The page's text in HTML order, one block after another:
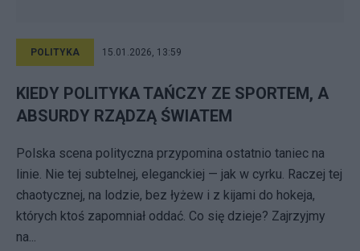
POLITYKA 15.01.2026, 13:59
KIEDY POLITYKA TAŃCZY ZE SPORTEM, A
ABSURDY RZĄDZĄ ŚWIATEM
Polska scena polityczna przypomina ostatnio taniec na
linie. Nie tej subtelnej, eleganckiej — jak w cyrku. Raczej tej
chaotycznej, na lodzie, bez łyżew i z kijami do hokeja,
których ktoś zapomniał oddać. Co się dzieje? Zajrzyjmy
na...